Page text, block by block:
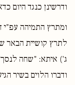
ודרשינן כנגד היום
ומתרץ התמיהה
לתרץ קושיית
ג') איתא: "שחה לנסך
ודברו הלוים בשיר